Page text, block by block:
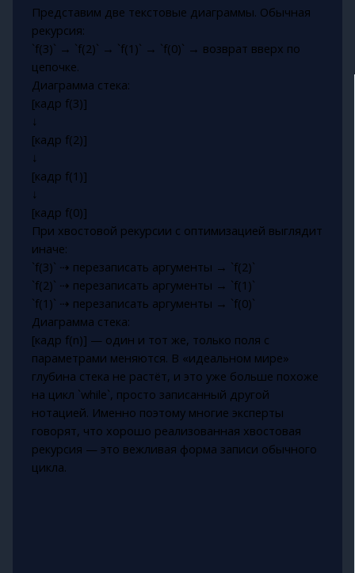
Представим две текстовые диаграммы. Обычная
рекурсия:
`f(3)` → `f(2)` → `f(1)` → `f(0)` → возврат вверх по
цепочке.
Диаграмма стека:
[кадр f(3)]
↓
[кадр f(2)]
↓
[кадр f(1)]
↓
[кадр f(0)]
При хвостовой рекурсии с оптимизацией выглядит
иначе:
`f(3)` ⇢ перезаписать аргументы → `f(2)`
`f(2)` ⇢ перезаписать аргументы → `f(1)`
`f(1)` ⇢ перезаписать аргументы → `f(0)`
Диаграмма стека:
[кадр f(n)] — один и тот же, только поля с
параметрами меняются. В «идеальном мире»
глубина стека не растёт, и это уже больше похоже
на цикл `while`, просто записанный другой
нотацией. Именно поэтому многие эксперты
говорят, что хорошо реализованная хвостовая
рекурсия — это вежливая форма записи обычного
цикла.